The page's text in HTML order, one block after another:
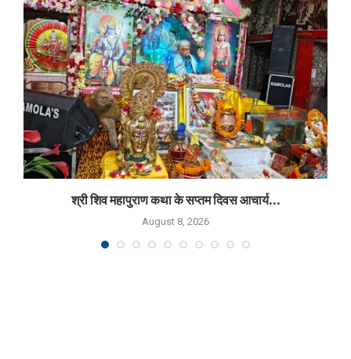
श्री शिव महापुराण कथा के सप्तम दिवस आचार्य...
August 8, 2026